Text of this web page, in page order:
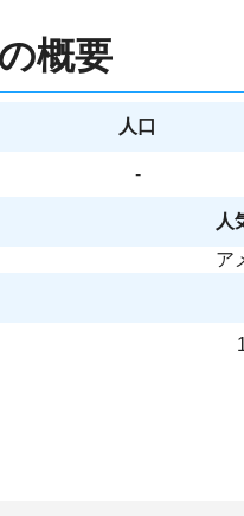
概要
人口
-
人
ア